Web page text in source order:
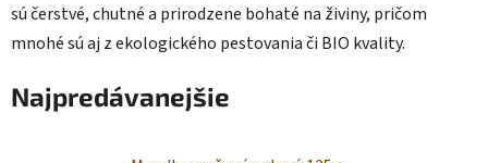
súčerstvé,chutnéa prirodzene bohaté na živiny, pričom
mnohésúaj zekologického pestovaniači BIO kvality.
Najpredávanejšie